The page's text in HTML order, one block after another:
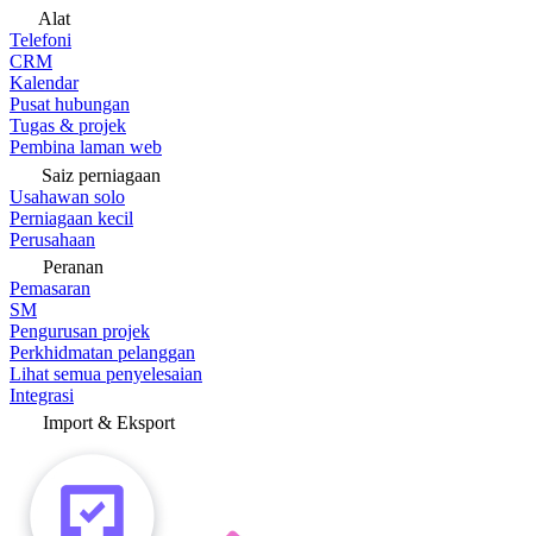
Alat
Telefoni
CRM
Kalendar
Pusat hubungan
Tugas & projek
Pembina laman web
Saiz perniagaan
Usahawan solo
Perniagaan kecil
Perusahaan
Peranan
Pemasaran
SM
Pengurusan projek
Perkhidmatan pelanggan
Lihat semua penyelesaian
Integrasi
Import & Eksport